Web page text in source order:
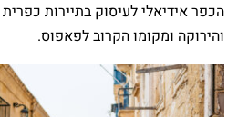
הכפר אידיאלי לעיסוק בתיירות
והירוקה ומקומו הקרוב לפאפוס.